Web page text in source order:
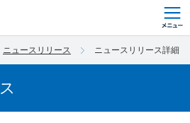
ニュースリリース ニュースリリース詳細